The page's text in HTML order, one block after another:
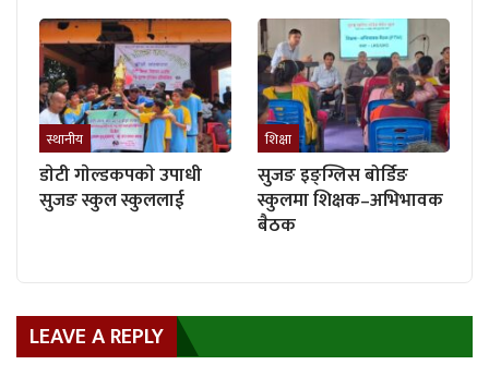
स्थानीय
डाेटी गाेल्डकपकाे उपाधी
सुजङ स्कुल स्कुललाई
शिक्षा
सुजङ इङ्ग्लिस बोर्डिङ
स्कुलमा शिक्षक–अभिभावक
बैठक
LEAVE A REPLY